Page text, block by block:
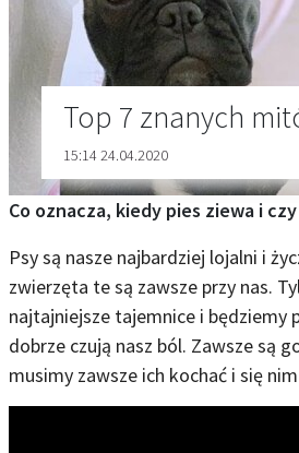
Top 7 znanych
15:14 24.04.2020
Co oznacza, kiedy pies ziewa i
Psy są nasze najbardziej lojalni i
zwierzęta te są zawsze przy nas.
najtajniejsze tajemnice i będziemy
dobrze czują nasz ból. Zawsze są
musimy zawsze ich kochać i się